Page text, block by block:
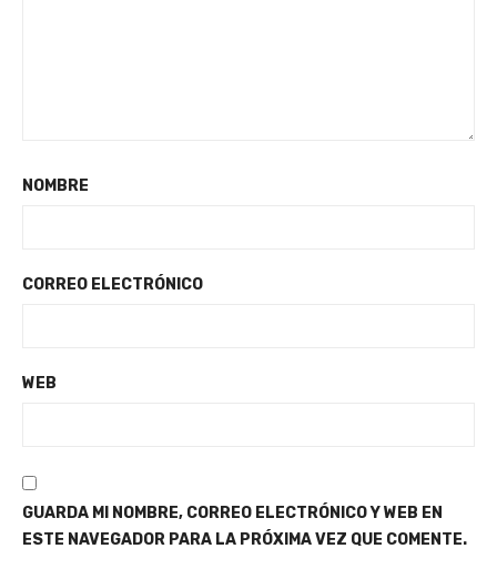
NOMBRE
CORREO ELECTRÓNICO
WEB
GUARDA MI NOMBRE, CORREO ELECTRÓNICO Y WEB EN
ESTE NAVEGADOR PARA LA PRÓXIMA VEZ QUE COMENTE.